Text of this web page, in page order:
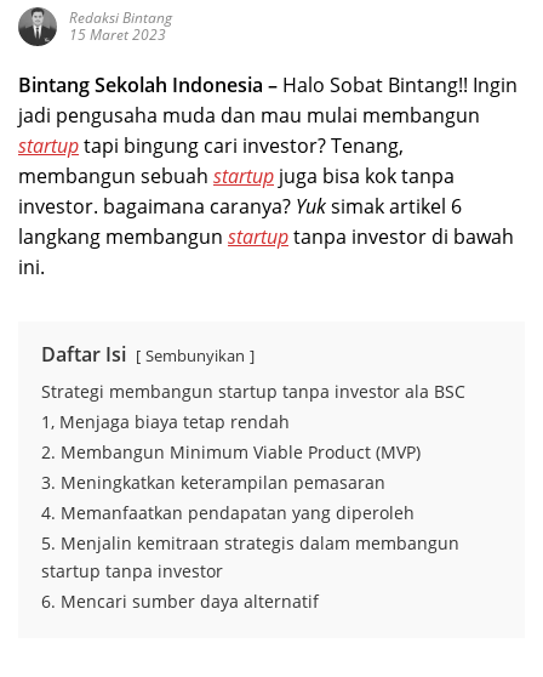
Redaksi Bintang
15 Maret 2023
Bintang Sekolah Indonesia – Halo Sobat Bintang!! Ingin
jadi pengusaha muda dan mau mulai membangun
startuptapi bingung cari investor? Tenang,
membangun sebuah startup juga bisa koktanpa
investor. bagaimana caranya? Yuksimak artikel 6
langkang membangun startuptanpa investor di bawah
ini.
Daftar Isi Sembunyikan
Strategi membangun startup tanpa investor ala BSC
1, Menjaga biaya tetap rendah
2. Membangun Minimum Viable Product (MVP)
3. Meningkatkan keterampilan pemasaran
4. Memanfaatkan pendapatan yang diperoleh
5. Menjalin kemitraan strategis dalam membangun
startup tanpa investor
6. Mencari sumber daya alternatif